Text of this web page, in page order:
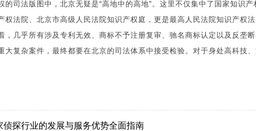
的司法版图中，北京无疑是“高地中的高地”。这里不仅集中了国家知识产
权法院、北京市高级人民法院知识产权庭，更是最高人民法院知识产权
，几乎所有涉及专利无效、商标不予注册复审、驰名商标认定以及反垄
大复杂案件，最终都要在北京的司法体系中接受检验。对于身处高科技、
侦探行业的发展与服务优势全面指南